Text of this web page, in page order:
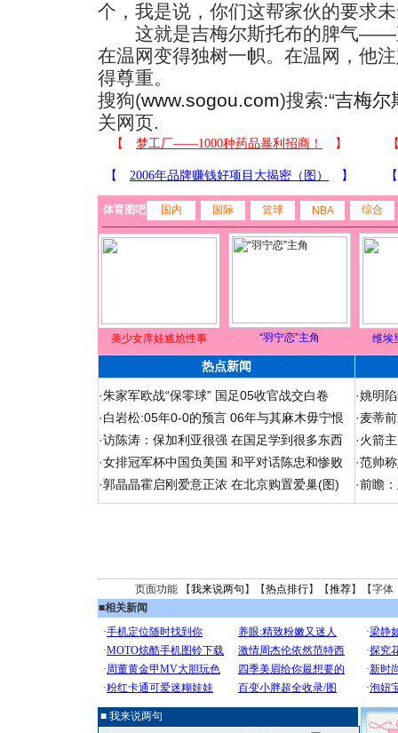
个，我是说，你们这帮家伙的要求未
这就是吉梅尔斯托布的脾气——
在温网变得独树一帜。在温网，他
得尊重。
搜狗(www.sogou.com)搜索:“吉梅尔
关网页.
体育图吧 国内 国际 篮球 NBA 综合
美少女库娃尴尬性事 “羽宁恋”主角 维埃
热点新闻
·朱家军欧战“保零球” 国足05收官战交白卷
·白岩松:05年0-0的预言 06年与其麻木毋宁恨
·访陈涛：保加利亚很强 在国足学到很多东西
·女排冠军杯中国负美国 和平对话陈忠和惨败
·郭晶晶霍启刚爱意正浓 在北京购置爱巢(图)
·姚明
·麦蒂
·火箭
·范帅
·前瞻
页面功能 【我来说两句 】【热点排行】【推荐】【字体
■相关新闻
■ 我来说两句